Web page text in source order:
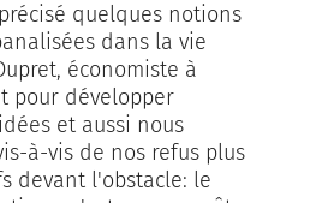
quelques notions
dans la vie
économiste à
pour développer
et aussi nous
à-vis de nos refus plus
devant l'obstacle: le